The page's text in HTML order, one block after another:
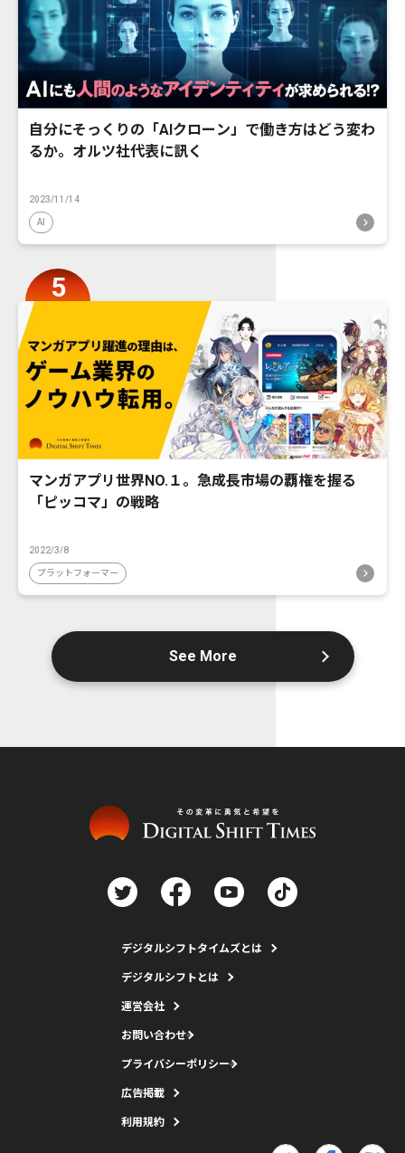
自分にそっくりの「AIクローン」で働き方はどう変わ
るか。オルツ社代表に訊く
2023/11/14
AI
マンガアプリ世界NO.１。急成長市場の覇権を握る
「ピッコマ」の戦略
2022/3/8
プラットフォーマー
See More
デジタルシフトタイムズとは
デジタルシフトとは
運営会社
お問い合わせ
プライバシーポリシー
広告掲載
利用規約